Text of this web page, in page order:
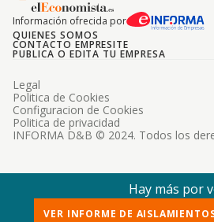
Información ofrecida por
QUIENES SOMOS
CONTACTO EMPRESITE
PUBLICA O EDITA TU EMPRESA
INFORMA D&B © 2024. Todos los
Legal
Politica de Cookies
Configuracion de Cookies
Politica de privacidad
Hay más por
VER INFORME DE